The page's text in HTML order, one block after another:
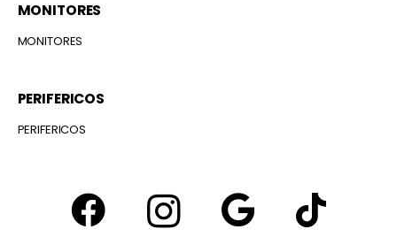
MONITORES
MONITORES
PERIFERICOS
PERIFERICOS